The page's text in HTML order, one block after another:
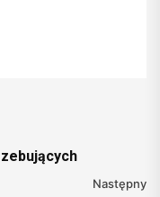
Następny